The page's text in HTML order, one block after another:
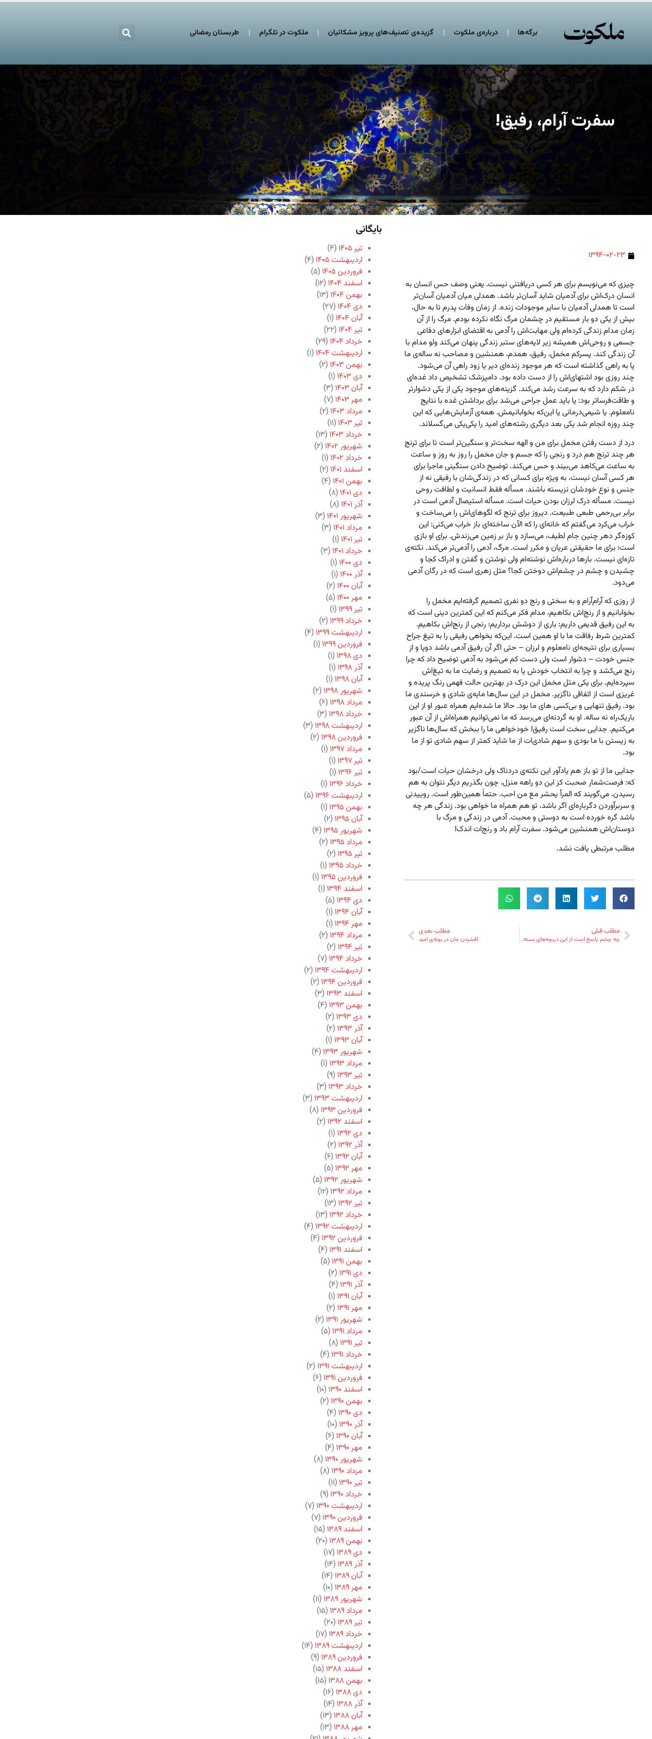
برگه‌ها درباره‌ی ملکوت گزیده‌ی تصنیف‌های پرویز مشکاتیان ملکوت در تلگرام طربستان رمضانی
سفرت آرام، رفیق!
۱۳۹۴-۰۲-۲۳
چیزی که می‌نویسم برای هر کسی دریافتنی نیست. یعنی وصف حس انسان به
انسان درک‌اش برای آدمیان شاید آسان‌تر باشد. همدلی میان آدمیان آسان‌تر
است تا همدلی آدمیان با سایر موجودات زنده. از زمان وفات پدرم تا به حال،
بیش از یکی دو بار مستقیم در چشمان مرگ نگاه نکرده بودم. مرگ را از آن
زمان مدام زندگی کرده‌ام ولی مهابت‌اش را آدمی به اقتضای ابزارهای دفاعی
جسمی و روحی‌اش همیشه زیر لایه‌های ستبر زندگی پنهان می‌کند ولو مدام با
آن زندگی کند. پسرکم مخمل، رفیق، همدم، همنشین و مصاحب نه ساله‌ی ما
پا به راهی گذاشته است که هر موجود زنده‌ای دیر یا زود راهی آن می‌شود.
چند روزی بود اشتهای‌اش را از دست داده بود. دامپزشک تشخیص داد غده‌ای
در شکم دارد که به سرعت رشد می‌کند. گزینه‌های موجود یکی از یکی دشوارتر
و طاقت‌فرساتر بود: یا باید عمل جراحی می‌شد برای برداشتن غده با نتایج
نامعلوم. یا شیمی‌درمانی یا این‌که بخوابانیمش. همه‌ی آزمایش‌هایی که این
چند روزه انجام شد یکی بعد دیگری رشته‌های امید را یکی‌یکی می‌گسلاند.
درد از دست رفتن مخمل برای من و الهه سخت‌تر و سنگین‌تر است تا برای ترنج
هر چند ترنج هم درد و رنجی را که جسم و جان مخمل را روز به روز و ساعت
به ساعت می‌کاهد می‌بیند و حس می‌کند. توضیح دادن سنگینی ماجرا برای
هر کسی آسان نیست،‌ به ویژه برای کسانی که در زندگی‌شان با رفیقی نه از
جنس و نوع خودشان نزیسته باشند. مسأله فقط انسانیت و لطافت روحی
نیست. مسأله درک لرزان بودن حیات است. مسأله استیصال آدمی است در
برابر بی‌رحمی طبعی طبیعت. دیروز برای ترنج که لگوهای‌اش را می‌ساخت و
خراب می‌کرد می‌گفتم که خانه‌ای را که الآن ساخته‌ای باز خراب می‌کنی: این
کوزه‌گر دهر چنین جام لطیف، می‌سازد و باز بر زمین می‌زندش. برای او بازی
است؛ برای ما حقیقتی عریان و مکرر است. مرگ، آدمی را آدمی‌تر می‌کند. نکته‌ی
تازه‌ای نیست. بارها درباره‌اش نوشته‌ام ولی نوشتن و گفتن و ادراک کجا و
چشیدن و چشم در چشم‌اش دوختن کجا؟ مثل زهری است که در رگان آدمی
می‌دود.
از روزی که آرام‌آرام و به سختی و رنج دو نفری تصمیم گرفته‌ایم مخمل را
بخوابانیم و از رنج‌اش بکاهیم، مدام فکر می‌کنم که این کمترین دینی است که
به این رفیق قدیمی داریم: باری از دوشش برداریم؛ رنجی از رنج‌اش بکاهیم.
کمترین شرط رفاقت ما با او همین است. این‌که بخواهی رفیقی را به تیغ جراح
بسپاری برای نتیجه‌ای نامعلوم و لرزان – حتی اگر آن رفیق آدمی باشد دوپا و از
جنس خودت – دشوار است ولی دست‌ کم می‌شود به آدمی توضیح داد که چرا
رنج می‌کشد و چرا به انتخاب خودش یا به تصمیم و رضایت ما به تیغ‌اش
سپرده‌ایم. برای یکی مثل مخمل این درک در بهترین حالت فهمی رنگ پریده و
غریزی است از اتفاقی ناگزیر. مخمل در این سال‌ها مایه‌ی شادی و خرسندی ما
بود. رفیق تنهایی و بی‌کسی های ما بود. حالا ما شده‌ایم همراه عبور او از این
باریک‌راه نه ساله. او به گردنه‌ای می‌رسد که ما نمی‌توانیم همراه‌اش از آن عبور
می‌کنیم. جدایی سخت است رفیق! خودخواهی ما را ببخش که سال‌ها ناگزیر
به زیستن با ما بودی و سهم شادی‌ات از ما شاید کمتر از سهم شادی تو از ما
بود.
جدایی ما از تو باز هم یادآور این نکته‌ی دردناک ولی درخشان حیات است/بود
که: فرصت‌شمار صحبت کز این دو راهه منزل، چون بگذریم دیگر نتوان به هم
رسیدن. می‌گویند که المرأ یحشر مع من احب. حتماً همین‌طور است. روییدنی
و سربرآوردن دگرباره‌ای اگر باشد، تو هم همراه ما خواهی بود. زندگی هر چه
باشد گره خورده است به دوستی و محبت. آدمی در زندگی و مرگ با
دوستان‌اش همنشین می‌شود. سفرت آرام باد و رنج‌ات اندک!
مطلب مرتبطی یافت نشد.
مطلب قبلی
چه چشم پاسخ است از این دریچه‌های بسته‌ات؟
مطلب بعدی
افشردن جان در بوته‌ی امید
بایگانی
تیر ۱۴۰۵
(۴)
اردیبهشت ۱۴۰۵
(۴)
فروردین ۱۴۰۵
(۵)
اسفند ۱۴۰۴
(۱۲)
بهمن ۱۴۰۴
(۱۳)
دی ۱۴۰۴
(۲۷)
آبان ۱۴۰۴
(۱)
تیر ۱۴۰۴
(۲۲)
خرداد ۱۴۰۴
(۲۹)
اردیبهشت ۱۴۰۴
(۱)
بهمن ۱۴۰۳
(۲)
دی ۱۴۰۳
(۱)
آبان ۱۴۰۳
(۳)
مهر ۱۴۰۳
(۷)
مرداد ۱۴۰۳
(۲)
تیر ۱۴۰۳
(۱۱)
خرداد ۱۴۰۳
(۱۳)
شهریور ۱۴۰۲
(۲)
خرداد ۱۴۰۲
(۱)
اسفند ۱۴۰۱
(۲)
بهمن ۱۴۰۱
(۴)
دی ۱۴۰۱
(۸)
آذر ۱۴۰۱
(۸)
شهریور ۱۴۰۱
(۳)
مرداد ۱۴۰۱
(۳)
تیر ۱۴۰۱
(۱)
خرداد ۱۴۰۱
(۳)
دی ۱۴۰۰
(۱)
آذر ۱۴۰۰
(۱)
آبان ۱۴۰۰
(۲)
مهر ۱۴۰۰
(۵)
تیر ۱۳۹۹
(۱)
خرداد ۱۳۹۹
(۲)
اردیبهشت ۱۳۹۹
(۴)
فروردین ۱۳۹۹
(۱)
دی ۱۳۹۸
(۱)
آذر ۱۳۹۸
(۱)
آبان ۱۳۹۸
(۱)
شهریور ۱۳۹۸
(۲)
مرداد ۱۳۹۸
(۶)
خرداد ۱۳۹۸
(۳)
اردیبهشت ۱۳۹۸
(۳)
فروردین ۱۳۹۸
(۲)
مرداد ۱۳۹۷
(۱)
تیر ۱۳۹۷
(۱)
تیر ۱۳۹۶
(۱)
خرداد ۱۳۹۶
(۱)
اردیبهشت ۱۳۹۶
(۵)
بهمن ۱۳۹۵
(۱)
آبان ۱۳۹۵
(۲)
شهریور ۱۳۹۵
(۴)
مرداد ۱۳۹۵
(۲)
تیر ۱۳۹۵
(۲)
خرداد ۱۳۹۵
(۱)
فروردین ۱۳۹۵
(۱)
اسفند ۱۳۹۴
(۱)
دی ۱۳۹۴
(۵)
آبان ۱۳۹۴
(۱)
مهر ۱۳۹۴
(۱)
مرداد ۱۳۹۴
(۲)
تیر ۱۳۹۴
(۲)
خرداد ۱۳۹۴
(۷)
اردیبهشت ۱۳۹۴
(۲)
فروردین ۱۳۹۴
(۲)
اسفند ۱۳۹۳
(۳)
بهمن ۱۳۹۳
(۴)
دی ۱۳۹۳
(۲)
آذر ۱۳۹۳
(۲)
آبان ۱۳۹۳
(۱)
شهریور ۱۳۹۳
(۴)
مرداد ۱۳۹۳
(۱)
تیر ۱۳۹۳
(۹)
خرداد ۱۳۹۳
(۳)
اردیبهشت ۱۳۹۳
(۳)
فروردین ۱۳۹۳
(۸)
اسفند ۱۳۹۲
(۲)
دی ۱۳۹۲
(۱)
آذر ۱۳۹۲
(۲)
آبان ۱۳۹۲
(۶)
مهر ۱۳۹۲
(۵)
شهریور ۱۳۹۲
(۵)
مرداد ۱۳۹۲
(۱۲)
تیر ۱۳۹۲
(۱۳)
خرداد ۱۳۹۲
(۱۳)
اردیبهشت ۱۳۹۲
(۴)
فروردین ۱۳۹۲
(۴)
اسفند ۱۳۹۱
(۴)
بهمن ۱۳۹۱
(۵)
دی ۱۳۹۱
(۲)
آذر ۱۳۹۱
(۴)
آبان ۱۳۹۱
(۱)
مهر ۱۳۹۱
(۲)
شهریور ۱۳۹۱
(۲)
مرداد ۱۳۹۱
(۵)
تیر ۱۳۹۱
(۸)
خرداد ۱۳۹۱
(۴)
اردیبهشت ۱۳۹۱
(۲)
فروردین ۱۳۹۱
(۶)
اسفند ۱۳۹۰
(۱۰)
بهمن ۱۳۹۰
(۲)
دی ۱۳۹۰
(۴)
آذر ۱۳۹۰
(۱۰)
آبان ۱۳۹۰
(۶)
مهر ۱۳۹۰
(۴)
شهریور ۱۳۹۰
(۸)
مرداد ۱۳۹۰
(۸)
تیر ۱۳۹۰
(۱۱)
خرداد ۱۳۹۰
(۹)
اردیبهشت ۱۳۹۰
(۷)
فروردین ۱۳۹۰
(۷)
اسفند ۱۳۸۹
(۱۵)
بهمن ۱۳۸۹
(۲۰)
دی ۱۳۸۹
(۱۷)
آذر ۱۳۸۹
(۱۴)
آبان ۱۳۸۹
(۱۴)
مهر ۱۳۸۹
(۱۰)
شهریور ۱۳۸۹
(۱۱)
مرداد ۱۳۸۹
(۱۵)
تیر ۱۳۸۹
(۲۰)
خرداد ۱۳۸۹
(۱۷)
اردیبهشت ۱۳۸۹
(۱۴)
فروردین ۱۳۸۹
(۹)
اسفند ۱۳۸۸
(۱۵)
بهمن ۱۳۸۸
(۱۵)
دی ۱۳۸۸
(۱۶)
آذر ۱۳۸۸
(۱۴)
آبان ۱۳۸۸
(۱۳)
مهر ۱۳۸۸
(۱۳)